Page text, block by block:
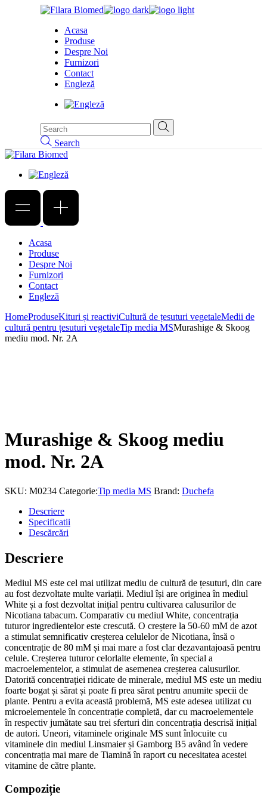
Acasa
Produse
Despre Noi
Furnizori
Contact
Engleză
Search
Acasa
Produse
Despre Noi
Furnizori
Contact
Engleză
HomeProduseKituri și reactiviCultură de țesuturi vegetaleMedii de
cultură pentru țesuturi vegetaleTip media MSMurashige & Skoog
mediu mod. Nr. 2A
Murashige & Skoog mediu
mod. Nr. 2A
SKU: M0234 Categorie:Tip media MS Brand: Duchefa
Descriere
Specificatii
Descărcări
Descriere
Mediul MS este cel mai utilizat mediu de cultură de țesuturi, din care
au fost dezvoltate multe variații. Mediul își are originea în mediul
White și a fost dezvoltat inițial pentru cultivarea calusurilor de
Nicotiana tabacum. Comparativ cu mediul White, concentrația
tuturor ingredientelor este crescută. O creștere la 50-60 mM de azot
a stimulat semnificativ creșterea celulelor de Nicotiana, însă o
concentrație de 80 mM și mai mare a fost clar dezavantajoasă pentru
celule. Creșterea tuturor celorlalte elemente, în special a
macroelementelor, a stimulat de asemenea creșterea calusurilor.
Datorită concentrației ridicate de minerale, mediul MS este un mediu
foarte bogat și sărat și poate fi prea sărat pentru anumite specii de
plante. Pentru a evita această problemă, MS este adesea utilizat cu
microelementele în concentrație completă, dar cu macroelementele
în respectiv jumătate sau trei sferturi din concentrația descrisă inițial
de autori. Uneori, vitaminele originale MS sunt înlocuite cu
vitaminele din mediul Linsmaier și Gamborg B5 având în vedere
concentrația mai mare de Tiamină în raport cu necesitatea acestei
vitamine de către plante.
Compoziție